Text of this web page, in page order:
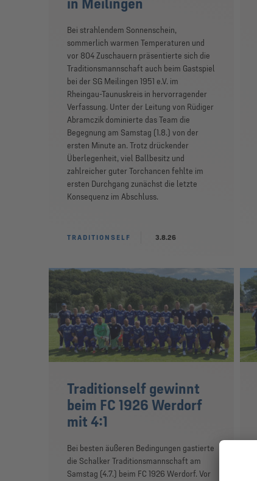
Bei strahlendem Sonnenschein,
sommerlich warmen Temperaturen und
vor 804 Zuschauern präsentierte sich die
Traditionsmannschaft auch beim Gastspiel
bei der SG Meilingen 1951 e.V. im
Rheingau-Taunuskreis in hervorragender
Verfassung. Unter der Leitung von Rüdiger
Abramczik dominierte das Team die
Begegnung am Samstag (1.8.) von der
ersten Minute an. Trotz drückender
Überlegenheit, viel Ballbesitz und
zahlreicher guter Torchancen fehlte im
ersten Durchgang zunächst die letzte
Konsequenz im Abschluss.
TRADITIONSELF 3.8.26
Traditionself gewinnt
beim FC 1926 Werdorf
mit 4:1
Bei besten äußeren Bedingungen gastierte
die Schalker Traditionsmannschaft am
Samstag (4.7.) beim FC 1926 Werdorf. Vor